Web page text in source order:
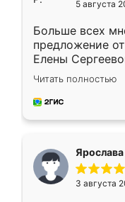
5 августа
Больше всех
предложение
Елены
короткие
для замера
предложил по
Читать полностью
Ярослава
3 августа